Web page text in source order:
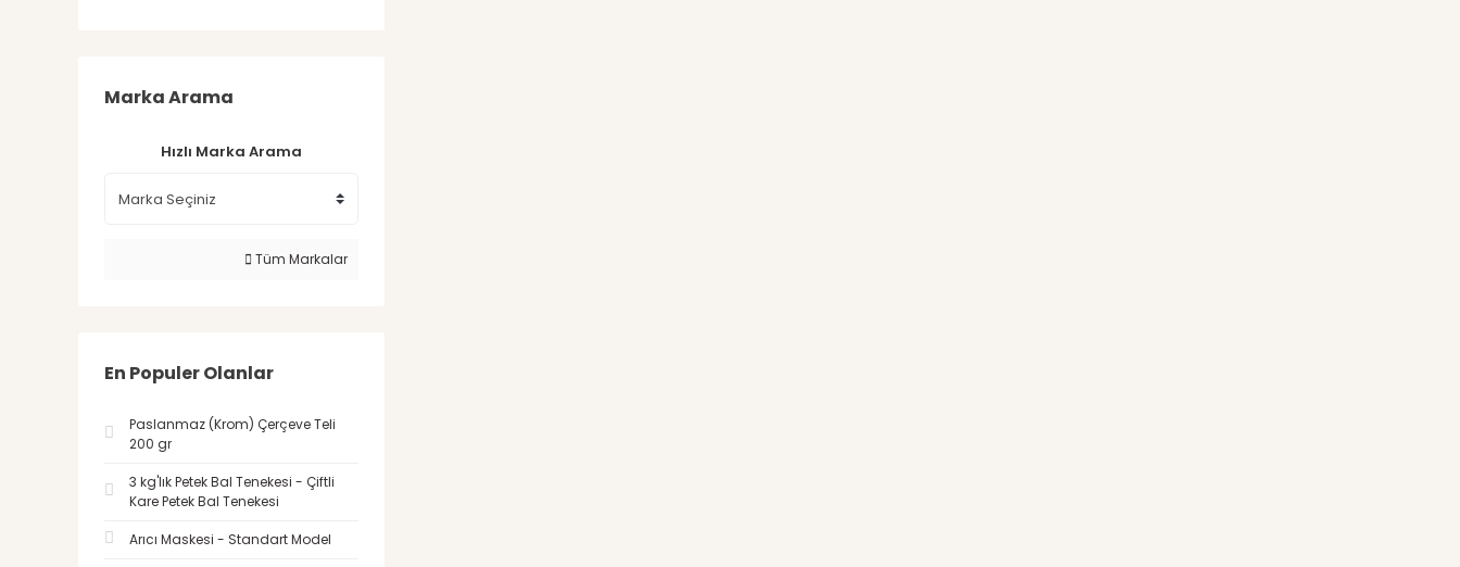
Marka Arama
Hızlı Marka Arama
Tüm Markalar
En Populer Olanlar
Paslanmaz (Krom) Çerçeve Teli
200 gr
3 kg'lık Petek Bal Tenekesi - Çiftli
Kare Petek Bal Tenekesi
Arıcı Maskesi - Standart Model